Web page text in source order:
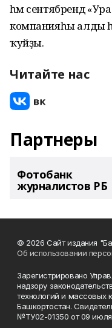
һәм сентябрендә
компанияһы алды
ҡуйҙы.
Читайте нас
Партнеры
Фотобанк
журналистов РБ
© 2026 Сайт издания
Об использовании
Зарегистрировано
надзору
технологий и массовых
Башкортостан.
№ТУ02-01350 от 09 июля